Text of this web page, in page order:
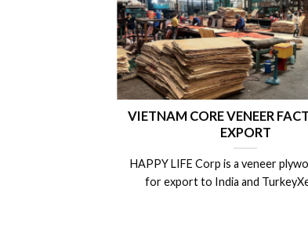
VIETNAM CORE VENEER FACTORY FOR
HAPPY LIFE Corp is a veneer plywood factory
for export to India and TurkeyXem thêm